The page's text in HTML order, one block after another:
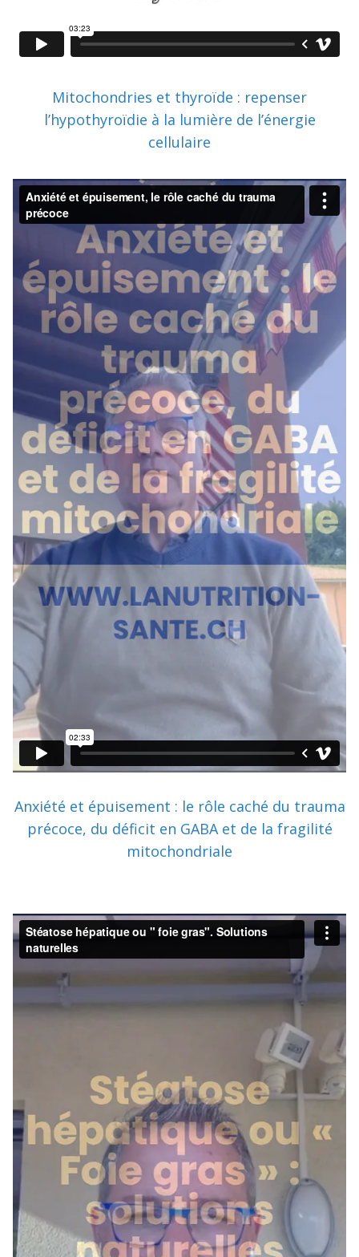
Mitochondries et thyroïde : repenser
l’hypothyroïdie à la lumière de l’énergie
cellulaire
Anxiété et épuisement : le rôle caché du trauma
précoce, du déficit en GABA et de la fragilité
mitochondriale